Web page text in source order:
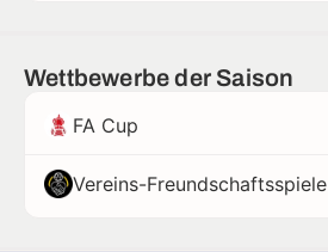
Wettbewerbe der Saison
FA Cup
Vereins-Freundschaftsspiele